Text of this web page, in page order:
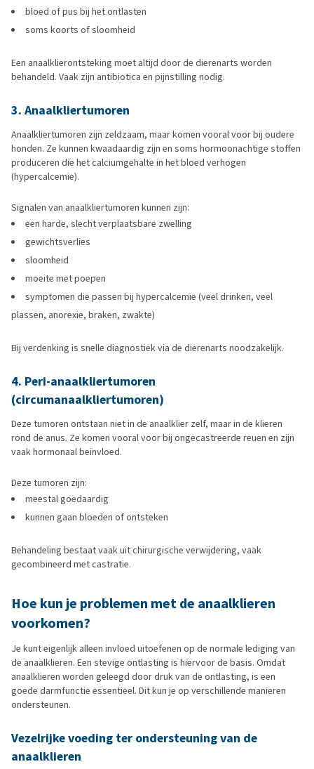
bloed of pus bij het ontlasten
soms koorts of sloomheid
Een anaalklierontsteking moet altijd door de dierenarts worden
behandeld. Vaak zijn antibiotica en pijnstilling nodig.
3. Anaalkliertumoren
Anaalkliertumoren zijn zeldzaam, maar komen vooral voor bij oudere
honden. Ze kunnen kwaadaardig zijn en soms hormoonachtige stoffen
produceren die het calciumgehalte in het bloed verhogen
(hypercalcemie).
Signalen van anaalkliertumoren kunnen zijn:
een harde, slecht verplaatsbare zwelling
gewichtsverlies
sloomheid
moeite met poepen
symptomen die passen bij hypercalcemie (veel drinken, veel
plassen, anorexie, braken, zwakte)
Bij verdenking is snelle diagnostiek via de dierenarts noodzakelijk.
4. Peri-anaalkliertumoren
(circumanaalkliertumoren)
Deze tumoren ontstaan niet in de anaalklier zelf, maar in de klieren
rond de anus. Ze komen vooral voor bij ongecastreerde reuen en zijn
vaak hormonaal beïnvloed.
Deze tumoren zijn:
meestal goedaardig
kunnen gaan bloeden of ontsteken
Behandeling bestaat vaak uit chirurgische verwijdering, vaak
gecombineerd met castratie.
Hoe kun je problemen met de anaalklieren
voorkomen?
Je kunt eigenlijk alleen invloed uitoefenen op de normale lediging van
de anaalklieren. Een stevige ontlasting is hiervoor de basis. Omdat
anaalklieren worden geleegd door druk van de ontlasting, is een
goede darmfunctie essentieel. Dit kun je op verschillende manieren
ondersteunen.
Vezelrijke voeding ter ondersteuning van de
anaalklieren